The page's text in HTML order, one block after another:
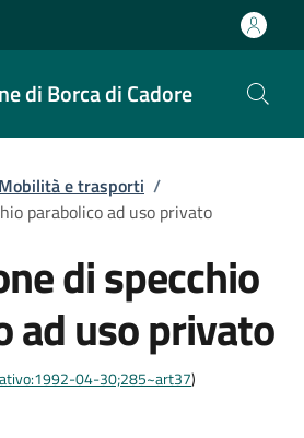
di Borca di Cadore
Mobilità e trasporti /
parabolico ad uso privato
di specchio
ad uso privato
04-30;285~art37)